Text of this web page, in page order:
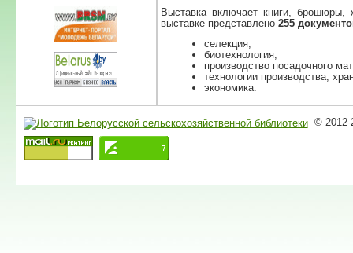
Выставка включает книги,
выставке представлено 255
селекция;
биотехнология;
производство посадочного
технологии производства,
экономика.
© 2012-